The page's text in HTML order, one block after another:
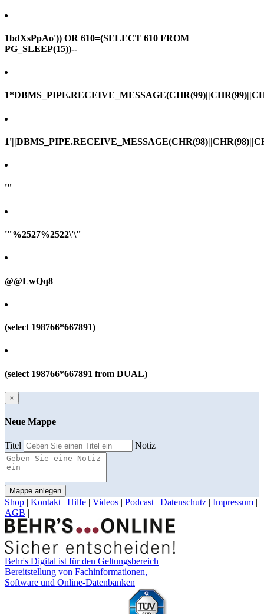
1bdXsPpAo')) OR 610=(SELECT 610 FROM
PG_SLEEP(15))--
'"
'"%2527%2522\'\"
@@LwQq8
(select 198766*667891)
(select 198766*667891 from DUAL)
×
Neue Mappe
Titel Notiz
Mappe anlegen
Shop | Kontakt | Hilfe | Videos | Podcast | Datenschutz | Impressum |
AGB |
Behr's Digital ist für den Geltungsbereich
Bereitstellung von Fachinformationen,
Software und Online-Datenbanken